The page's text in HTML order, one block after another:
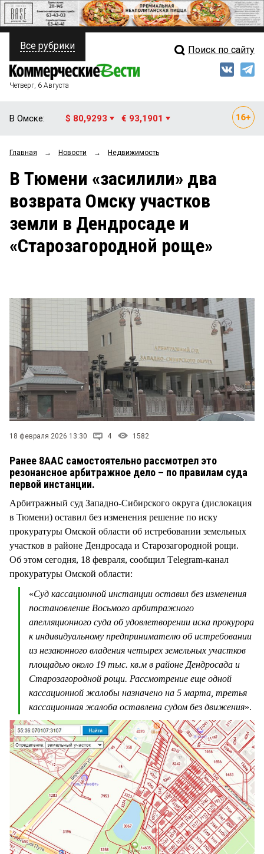
ПОЛИТИКА
ФИНАНСЫ
ОБЩЕСТВО
ЗАКОН
НОВОСТИ КОМПАНИЙ
ПРОИСШЕСТВИЯ
Свежий выпуск
Мнения
Рейтинги
Блоги
Архив
Все рубрики Поиск по сайту
Четверг, 6 Августа
В Омске: $ 80,9293 € 93,1901
Главная → Новости → Недвижимость
В Тюмени «засилили» два
возврата Омску участков
земли в Дендросаде и
«Старозагородной роще»
18 февраля 2026 13:30 4 1582
Ранее 8ААС самостоятельно рассмотрел это
резонансное арбитражное дело – по правилам суда
первой инстанции.
Арбитражный суд Западно-Сибирского округа (дислокация
в Тюмени) оставил без изменения решение по иску
прокуратуры Омской области об истребовании земельных
участков в районе Дендросада и Старозагородной рощи.
Об этом сегодня, 18 февраля, сообщил Тelegram-канал
прокуратуры Омской области:
«Суд кассационной инстанции оставил без изменения
постановление Восьмого арбитражного
апелляционного суда об удовлетворении иска прокурора
к индивидуальному предпринимателю об истребовании
из незаконного владения четырех земельных участков
площадью около 19 тыс. кв.м в районе Дендросада и
Старозагородной рощи. Рассмотрение еще одной
кассационной жалобы назначено на 5 марта, третья
кассационная жалоба оставлена судом без движения».